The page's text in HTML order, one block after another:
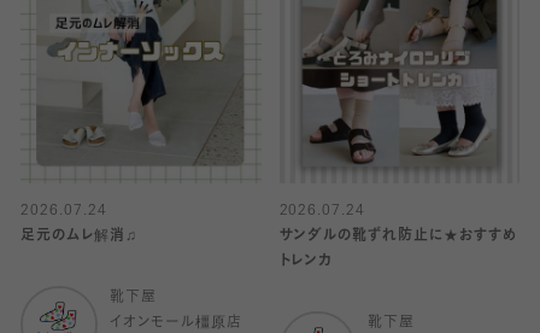
2026.07.24
足元のムレ解消♫
靴下屋
イオンモール橿原店
2026.07.24
サンダルの靴ずれ防止に★おすすめ
トレンカ
靴下屋